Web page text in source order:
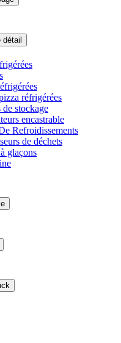
réfrigérées
stockage
encastrable
Refroidissements
de déchets
glaçons